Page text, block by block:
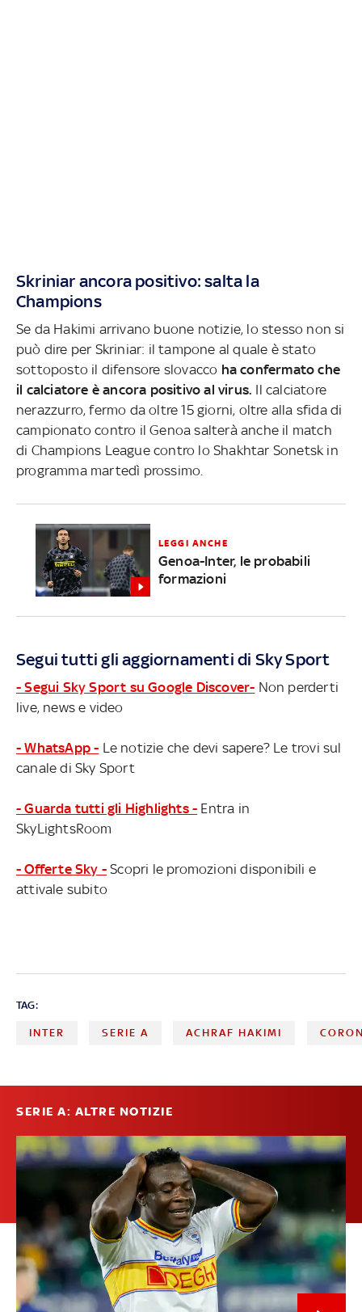
Skriniar ancora positivo: salta la
Champions
Se da Hakimi arrivano buone notizie, lo stesso non si
può dire per Skriniar: il tampone al quale è stato
sottoposto il difensore slovacco ha confermato che
il calciatore è ancora positivo al virus. Il calciatore
nerazzurro, fermo da oltre 15 giorni, oltre alla sfida di
campionato contro il Genoa salterà anche il match
di Champions League contro lo Shakhtar Sonetsk in
programma martedì prossimo.
LEGGI ANCHE
Genoa-Inter, le probabili
formazioni
Segui tutti gli aggiornamenti di Sky Sport
- Segui Sky Sport su Google Discover- Non perderti
live, news e video
- WhatsApp - Le notizie che devi sapere? Le trovi sul
canale di Sky Sport
- Guarda tutti gli Highlights - Entra in
SkyLightsRoom
- Offerte Sky - Scopri le promozioni disponibili e
attivale subito
TAG:
INTER SERIE A ACHRAF HAKIMI
SERIE A: ALTRE NOTIZIE